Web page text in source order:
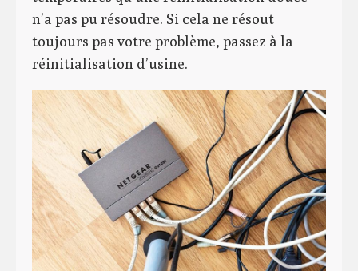
n’a pas pu résoudre. Si cela ne résout
toujours pas votre problème, passez à la
réinitialisation d’usine.